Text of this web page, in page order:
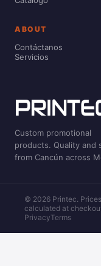
ABOUT
Contáctanos
Servicios
Custom promotional
products. Quality and
from Cancún across
© 2026 Printec.
calculated at
PrivacyTerms